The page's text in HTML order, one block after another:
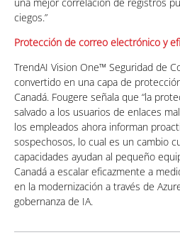
ciegos.”
Protección de correo electrónico y
TrendAI Vision One™ Seguridad de
convertido en una capa de
Canadá. Fougere señala que “la
salvado a los usuarios de enlaces
los empleados ahora informan
sospechosos, lo cual es un cambio
capacidades ayudan al pequeño
Canadá a escalar eficazmente a
en la modernización a través de
gobernanza de IA.